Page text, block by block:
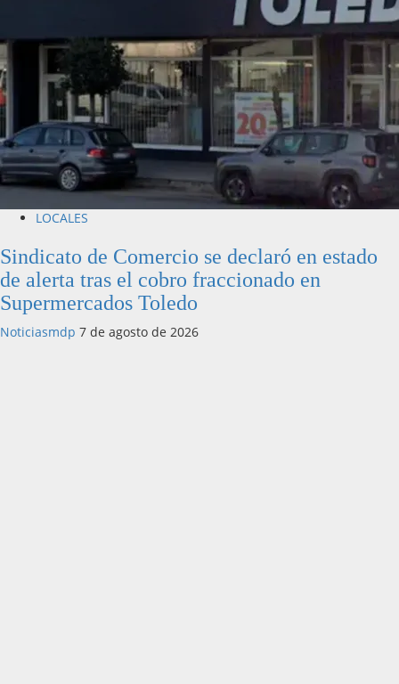
LOCALES
Sindicato de Comercio se declaró en estado
de alerta tras el cobro fraccionado en
Supermercados Toledo
Noticiasmdp 7 de agosto de 2026